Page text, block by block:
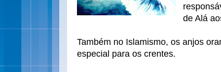
de Alá
Também no Islamismo, os anjos
especial para os crentes.